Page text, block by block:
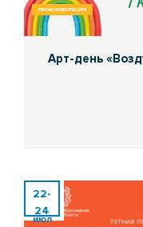
ПРОФОРИЕНТАЦИЯ
Арт-день
22-
24
июл